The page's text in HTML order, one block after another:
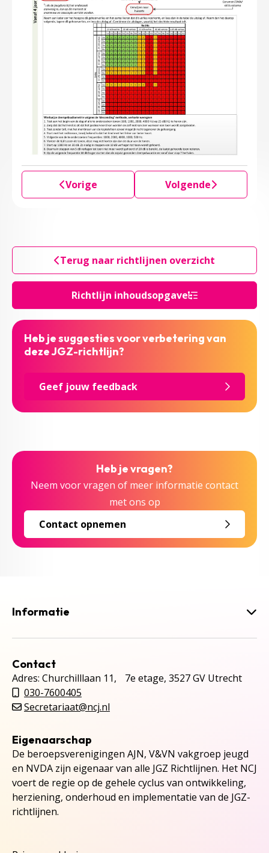
Richtlijn inhoudsopgave
Vorige Volgende
Terug naar richtlijnen overzicht
Heb je suggesties voor verbetering van
deze JGZ-richtlijn?
Geef jouw feedback
Heb je vragen?
Neem voor vragen of meer informatie contact
met ons op
Contact opnemen
Informatie
Contact
Adres: Churchilllaan 11, 7e etage, 3527 GV Utrecht
030-7600405
Secretariaat@ncj.nl
Eigenaarschap
De beroepsverenigingen AJN, V&VN vakgroep jeugd
en NVDA zijn eigenaar van alle JGZ Richtlijnen. Het NCJ
voert de regie op de gehele cyclus van ontwikkeling,
herziening, onderhoud en implementatie van de JGZ-
richtlijnen.